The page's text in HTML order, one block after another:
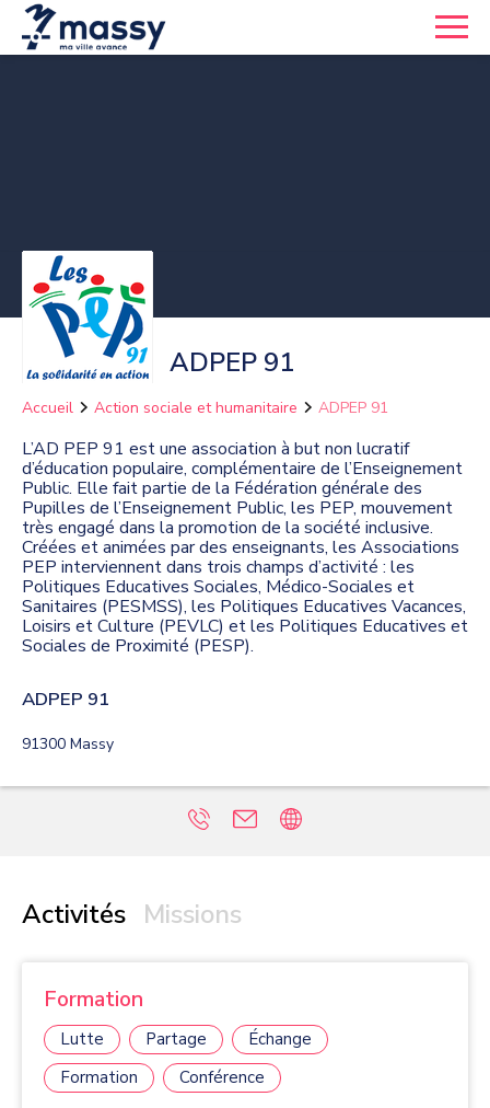
ADPEP 91
Accueil Action sociale et humanitaire ADPEP 91
L’AD PEP 91 est une association à but non lucratif
d’éducation populaire, complémentaire de l’Enseignement
Public. Elle fait partie de la Fédération générale des
Pupilles de l’Enseignement Public, les PEP, mouvement
très engagé dans la promotion de la société inclusive.
Créées et animées par des enseignants, les Associations
PEP interviennent dans trois champs d’activité : les
Politiques Educatives Sociales, Médico-Sociales et
Sanitaires (PESMSS), les Politiques Educatives Vacances,
Loisirs et Culture (PEVLC) et les Politiques Educatives et
Sociales de Proximité (PESP).
ADPEP 91
91300 Massy
Activités Missions
Formation
Lutte Partage
Échange
Formation
Conférence